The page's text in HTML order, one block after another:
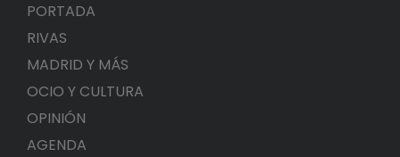
PORTADA
RIVAS
MADRID Y MÁS
OCIO Y CULTURA
OPINIÓN
AGENDA